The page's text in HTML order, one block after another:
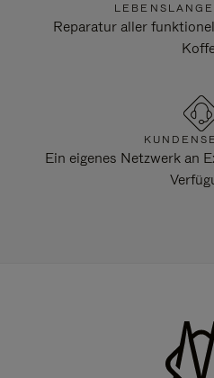
Reparatur aller
Ein eigenes Netzwerk an